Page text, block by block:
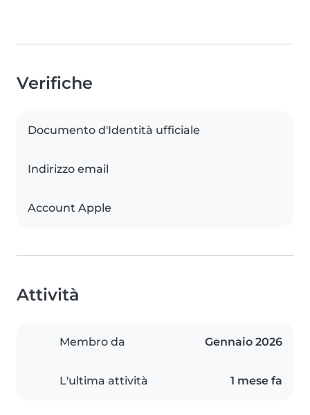
Verifiche
Documento d'Identità ufficiale
Indirizzo email
Account Apple
Attività
Membro da Gennaio 2026
L'ultima attività 1 mese fa